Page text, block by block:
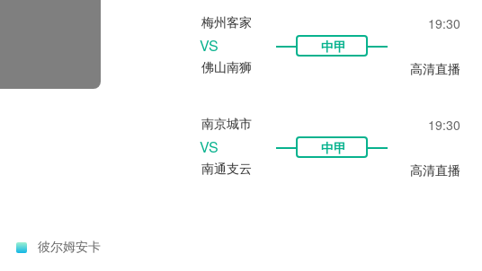
彼尔姆安卡
梅州客家 19:30
VS
中甲
佛山南狮
高清直播
南京城市 19:30
VS
中甲
南通支云
高清直播